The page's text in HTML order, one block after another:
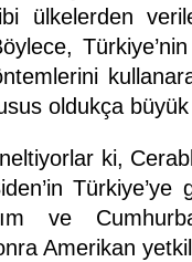
ülkelerden
oldukça
ki,
ve
Amerikan